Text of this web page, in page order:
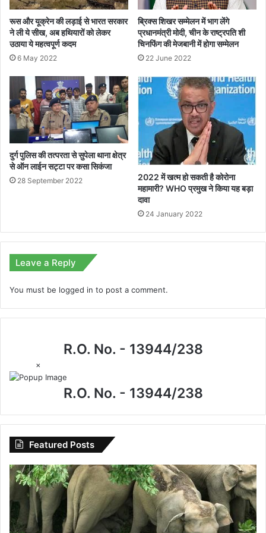
रूस और यूक्रेन की लड़ाई से भारत सरकार
ने ली ये सीख, अब हथियारों को लेकर
उठाया ये महत्वपूर्ण कदम
6 May 2022
ब्रिक्स शिखर सम्मेलन में भाग लेंगे
प्रधानमंत्री मोदी, चीन के राष्ट्रपति शी
चिनफिंग की मेजबानी में होगा सम्मेलन
22 June 2022
दुर्ग पुलिस की तत्परता से सुपेला थाना क्षेत्र
से ऑन लाईन सट्टा पर कसा सिकंजा
28 September 2022
2022 में खत्म हो सकती है कोरोना
महामारी? WHO प्रमुख ने किया यह बड़ा
दावा
24 January 2022
Leave a Reply
You must be logged in to post a comment.
R.O. No. - 13944/238
×
R.O. No. - 13944/238
Featured Posts
विशेष
लेख
उदंती-
सीतानदी